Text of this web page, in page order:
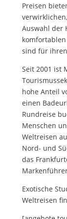
Preisen
Auswahl der
sind für
Seit 2001 ist
hohe Anteil
einen
Rundreise
Menschen
Weltreisen
Nord- und
das
Exotische
Weltreisen